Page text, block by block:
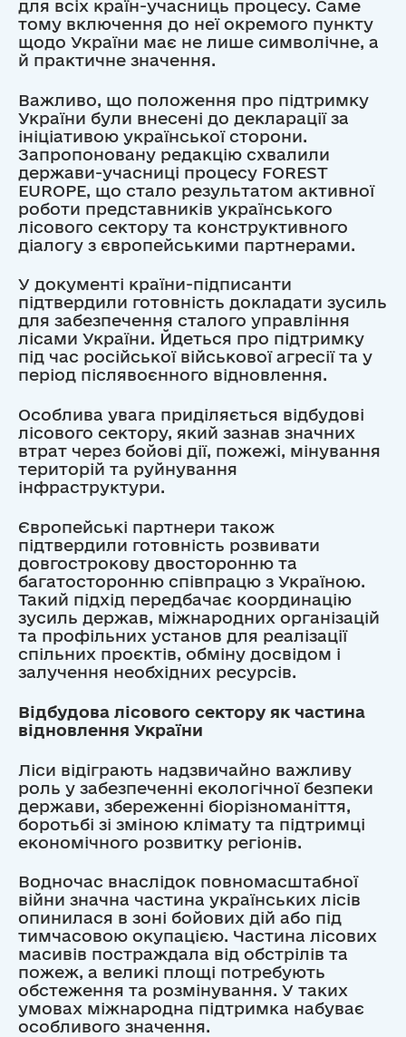
для всіх країн-учасниць процесу. Саме
тому включення до неї окремого пункту
щодо України має не лише символічне, а
й практичне значення.
Важливо, що положення про підтримку
України були внесені до декларації за
ініціативою української сторони.
Запропоновану редакцію схвалили
держави-учасниці процесу FOREST
EUROPE, що стало результатом активної
роботи представників українського
лісового сектору та конструктивного
діалогу з європейськими партнерами.
У документі країни-підписанти
підтвердили готовність докладати зусиль
для забезпечення сталого управління
лісами України. Йдеться про підтримку
під час російської військової агресії та у
період післявоєнного відновлення.
Особлива увага приділяється відбудові
лісового сектору, який зазнав значних
втрат через бойові дії, пожежі, мінування
територій та руйнування
інфраструктури.
Європейські партнери також
підтвердили готовність розвивати
довгострокову двосторонню та
багатосторонню співпрацю з Україною.
Такий підхід передбачає координацію
зусиль держав, міжнародних організацій
та профільних установ для реалізації
спільних проєктів, обміну досвідом і
залучення необхідних ресурсів.
Відбудова лісового сектору як частина
відновлення України
Ліси відіграють надзвичайно важливу
роль у забезпеченні екологічної безпеки
держави, збереженні біорізноманіття,
боротьбі зі зміною клімату та підтримці
економічного розвитку регіонів.
Водночас внаслідок повномасштабної
війни значна частина українських лісів
опинилася в зоні бойових дій або під
тимчасовою окупацією. Частина лісових
масивів постраждала від обстрілів та
пожеж, а великі площі потребують
обстеження та розмінування. У таких
умовах міжнародна підтримка набуває
особливого значення.